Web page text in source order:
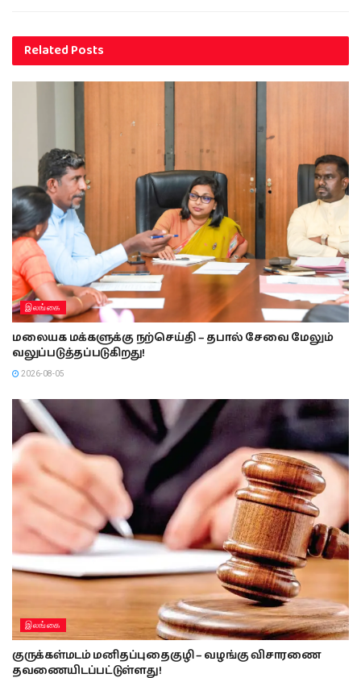
RelatedPosts
இலங்கை
மலையக மக்களுக்கு நற்செய்தி – தபால் சேவை மேலும்
வலுப்படுத்தப்படுகிறது!
2026-08-05
இலங்கை
குருக்கள்மடம் மனிதப்புதைகுழி – வழங்கு விசாரணை
தவணையிடப்பட்டுள்ளது!